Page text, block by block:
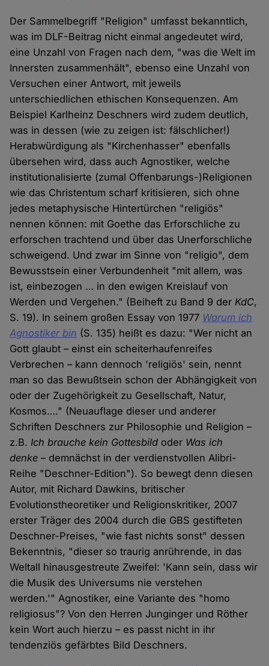
Der Sammelbegriff "Religion" umfasst bekanntlich,
was im DLF-Beitrag nicht einmal angedeutet wird,
eine Unzahl von Fragen nach dem, "was die Welt im
Innersten zusammenhält", ebenso eine Unzahl von
Versuchen einer Antwort, mit jeweils
unterschiedlichen ethischen Konsequenzen. Am
Beispiel Karlheinz Deschners wird zudem deutlich,
was in dessen (wie zu zeigen ist: fälschlicher!)
Herabwürdigung als "Kirchenhasser" ebenfalls
übersehen wird, dass auch Agnostiker, welche
institutionalisierte (zumal Offenbarungs-)Religionen
wie das Christentum scharf kritisieren, sich ohne
jedes metaphysische Hintertürchen "religiös"
nennen können: mit Goethe das Erforschliche zu
erforschen trachtend und über das Unerforschliche
schweigend. Und zwar im Sinne von "religio", dem
Bewusstsein einer Verbundenheit "mit allem, was
ist, einbezogen … in den ewigen Kreislauf von
Werden und Vergehen." (Beiheft zu Band 9 derKdC,
S. 19). In seinem großen Essay von 1977 Warum ich
Agnostiker bin (S. 135) heißt es dazu: "Wer nicht an
Gott glaubt – einst ein scheiterhaufenreifes
Verbrechen – kann dennoch 'religiös' sein, nennt
man so das Bewußtsein schon der Abhängigkeit von
oder der Zugehörigkeit zu Gesellschaft, Natur,
Kosmos…." (Neuauflage dieser und anderer
Schriften Deschners zur Philosophie und Religion –
z.B.Ich brauche kein Gottesbild oder Was ich
denke – demnächst in der verdienstvollen Alibri-
Reihe "Deschner-Edition"). So bewegt denn diesen
Autor, mit Richard Dawkins, britischer
Evolutionstheoretiker und Religionskritiker, 2007
erster Träger des 2004 durch die GBS gestifteten
Deschner-Preises, "wie fast nichts sonst" dessen
Bekenntnis, "dieser so traurig anrührende, in das
Weltall hinausgestreute Zweifel: 'Kann sein, dass wir
die Musik des Universums nie verstehen
werden.'" Agnostiker, eine Variante des "homo
religiosus"? Von den Herren Junginger und Röther
kein Wort auch hierzu – es passt nicht in ihr
tendenziös gefärbtes Bild Deschners.